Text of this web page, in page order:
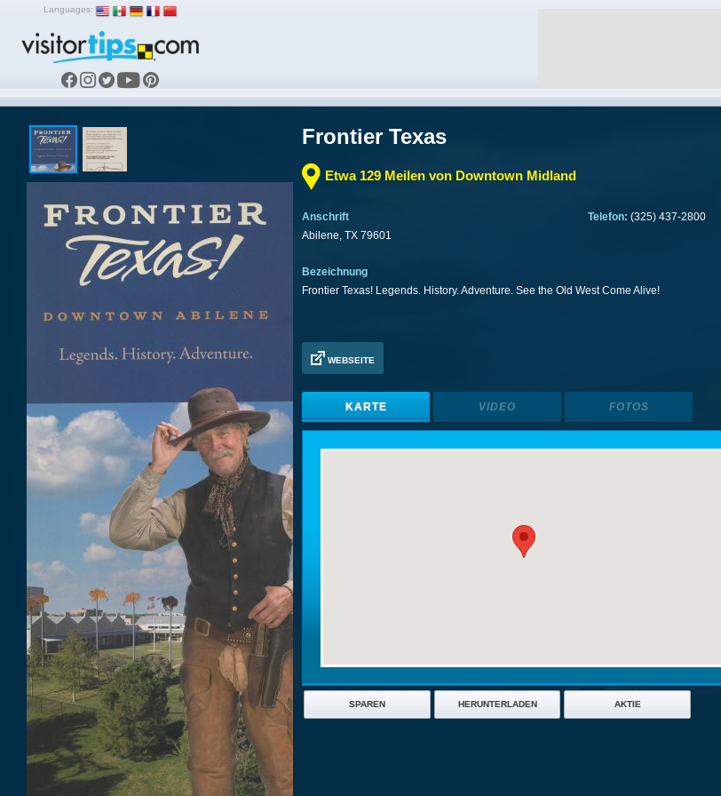
Languages:
Frontier Texas
Etwa 129 Meilen von Downtown Midland
Anschrift
Abilene, TX 79601
Telefon: (325) 437-2800
Bezeichnung
Frontier Texas! Legends. History. Adventure. See the Old West Come Alive!
WEBSEITE
KARTE VIDEO FOTOS
SPAREN HERUNTERLADEN AKTIE